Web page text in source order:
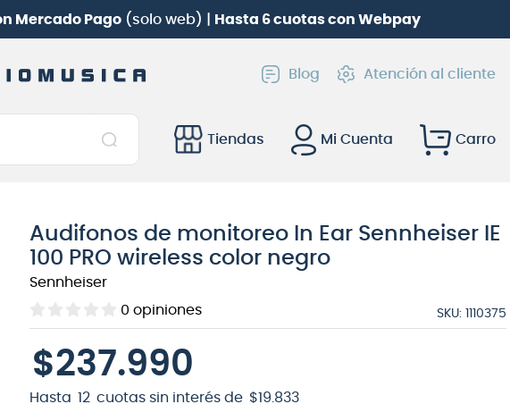
Mercado Pago(solo web) | Hasta 6 cuotas con Webpay
Blog Atención al cliente
Tiendas
Mi Cuenta
Audifonos de monitoreo In Ear Sennheiser IE
100 PRO wireless color negro
Sennheiser
0 opiniones SKU: 1110375
$237.990
Hasta 12 cuotas sin interés de $19 833